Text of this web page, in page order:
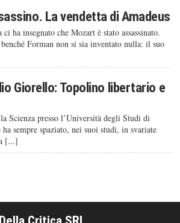
La vendetta di Amadeus
ha insegnato che Mozart è stato assassinato.
Forman non si sia inventato nulla: il suo
Giorello: Topolino libertario e
Scienza presso l’Università degli Studi di
sempre spaziato, nei suoi studi, in svariate
[...]